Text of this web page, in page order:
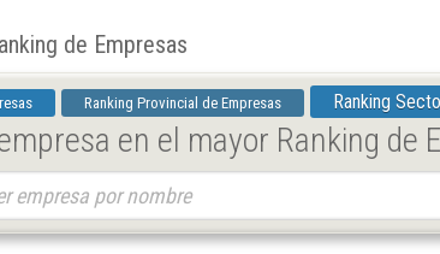
de Empresas
Ranking Provincial de Empresas Ranking
en el mayor Ranking de